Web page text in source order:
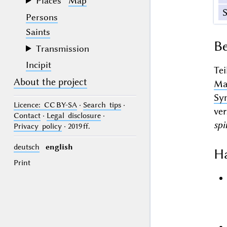
Persons
Saints
Transmission
Incipit
About the project
Licence: CC BY-SA· Search tips·
Contact· Legal disclosure·
Privacy policy· 2019 ff.
deutsch
english
Print